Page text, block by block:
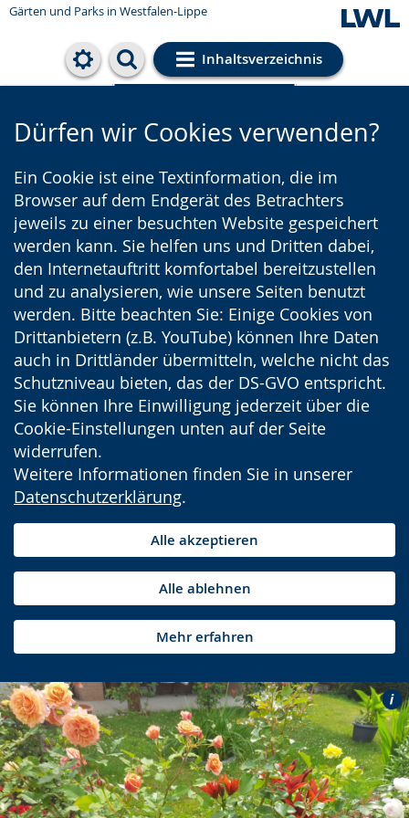
Gärten und Parks in Westfalen-Lippe
Inhaltsverzeichnis
Cookie-Einstellungen
Dürfen wir Cookies verwenden?
Ein Cookie ist eine Textinformation, die im
Browser auf dem Endgerät des Betrachters
jeweils zu einer besuchten Website gespeichert
werden kann. Sie helfen uns und Dritten dabei,
den Internetauftritt komfortabel bereitzustellen
und zu analysieren, wie unsere Seiten benutzt
werden. Bitte beachten Sie: Einige Cookies von
Drittanbietern (z.B. YouTube) können Ihre Daten
auch in Drittländer übermitteln, welche nicht das
Schutzniveau bieten, das der DS-GVO entspricht.
Sie können Ihre Einwilligung jederzeit über die
Cookie-Einstellungen unten auf der Seite
widerrufen.
Weitere Informationen finden Sie in unserer
Datenschutzerklärung.
Alle akzeptieren
Alle ablehnen
Mehr erfahren